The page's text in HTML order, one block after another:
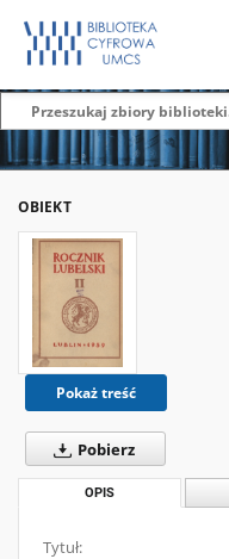
OBIEKT
Pokaż treść
Pobierz
OPIS
Tytuł: